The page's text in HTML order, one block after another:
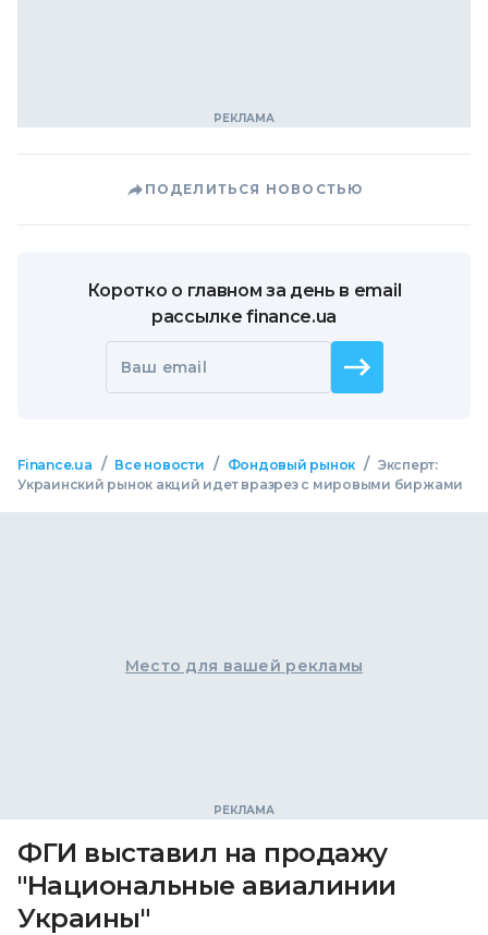
ПОДЕЛИТЬСЯ НОВОСТЬЮ
Коротко о главном за день в email
рассылке finance.ua
Ваш email
Finance.ua / Все новости / Фондовый рынок / Эксперт:
Украинский рынок акций идет вразрез с мировыми биржами
Место для вашей рекламы
ФГИ выставил на продажу
"Национальные авиалинии
Украины"